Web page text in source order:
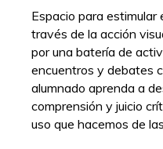
Espacio para
través de la acción
por una batería de
encuentros y debates
alumnado aprenda a
comprensión y juicio
uso que hacemos de